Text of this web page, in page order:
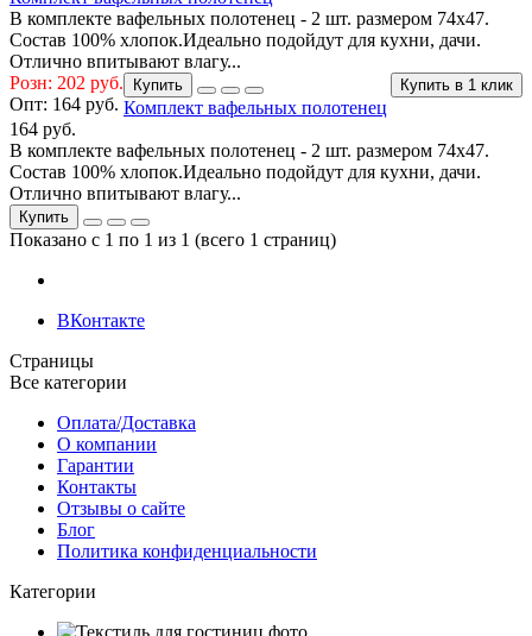
В комплекте вафельных полотенец - 2 шт. размером 74х47.
Состав 100% хлопок.Идеально подойдут для кухни, дачи.
Отлично впитывают влагу...
Розн: 202 руб.
Опт: 164 руб.
Купить в 1 клик
Купить
Комплект вафельных полотенец
164 руб.
В комплекте вафельных полотенец - 2 шт. размером 74х47.
Состав 100% хлопок.Идеально подойдут для кухни, дачи.
Отлично впитывают влагу...
Купить
Показано с 1 по 1 из 1 (всего 1 страниц)
ВКонтакте
Страницы
Все категории
Оплата/Доставка
О компании
Гарантии
Контакты
Отзывы о сайте
Блог
Политика конфиденциальности
Категории